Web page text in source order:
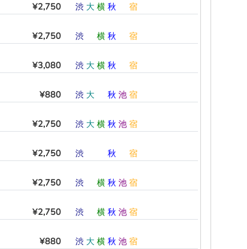
¥2,750 渋 大 横 秋 宿
¥2,750 渋 横 秋 宿
¥3,080 渋 大 横 秋 宿
¥880 渋 大 秋 池 宿
¥2,750 渋 大 横 秋 池 宿
¥2,750 渋 秋 宿
¥2,750 渋 横 秋 池 宿
¥2,750 渋 横 秋 池 宿
¥880 渋 大 横 秋 池 宿